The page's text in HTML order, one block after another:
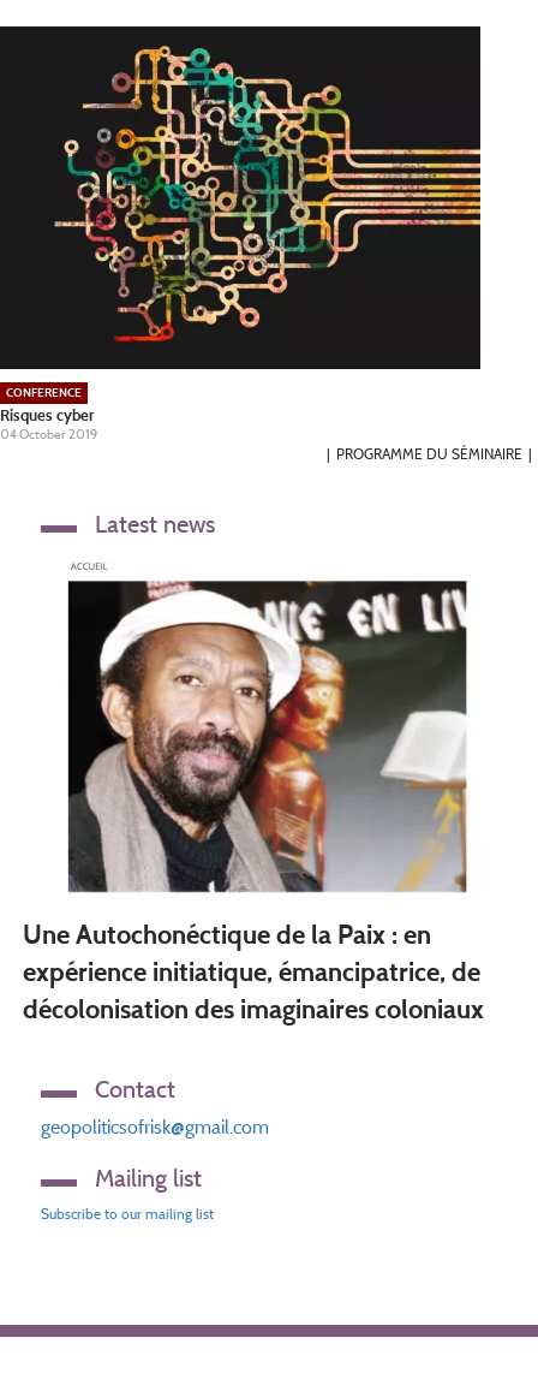
CONFERENCE
Risques cyber
04 October 2019
PROGRAMME DU SÉMINAIRE
Latest news
Une Autochonéctique de la Paix : en
expérience initiatique, émancipatrice, de
décolonisation des imaginaires coloniaux
Contact
geopoliticsofrisk@gmail.com
Mailing list
Subscribe to our mailing list